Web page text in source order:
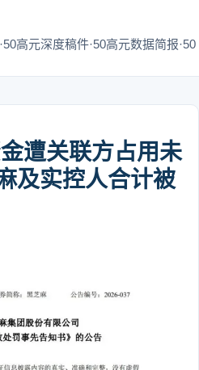
高元深度稿件·50高元数据简报·50
遭关联方占用未
及实控人合计被